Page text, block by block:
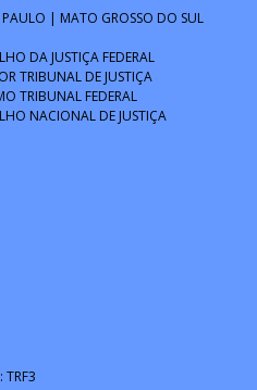
| MATO GROSSO DO SUL
DA JUSTIÇA FEDERAL
TRIBUNAL DE JUSTIÇA
TRIBUNAL FEDERAL
NACIONAL DE JUSTIÇA
TRF3